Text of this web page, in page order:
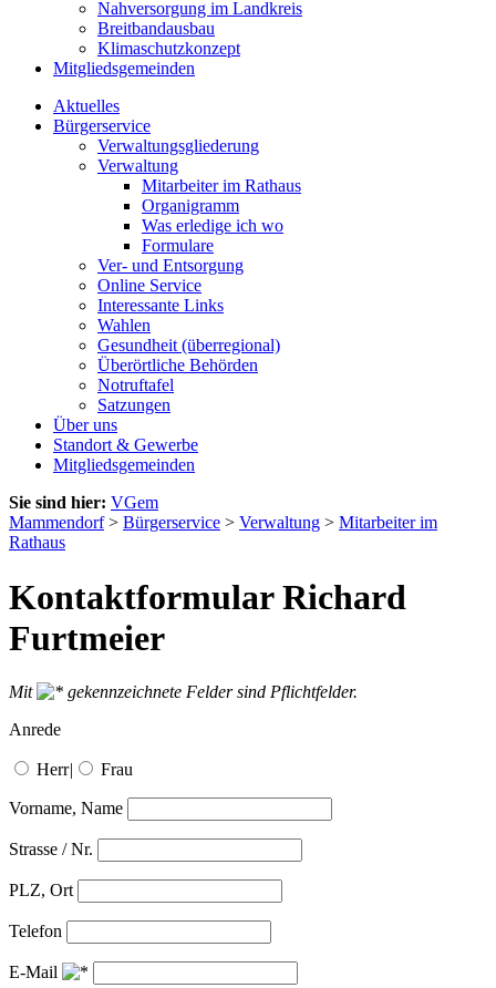
Nahversorgung im Landkreis
Breitbandausbau
Klimaschutzkonzept
Mitgliedsgemeinden
Aktuelles
Bürgerservice
Verwaltungsgliederung
Verwaltung
Mitarbeiter im Rathaus
Organigramm
Was erledige ich wo
Formulare
Ver- und Entsorgung
Online Service
Interessante Links
Wahlen
Gesundheit (überregional)
Überörtliche Behörden
Notruftafel
Satzungen
Über uns
Standort & Gewerbe
Mitgliedsgemeinden
Sie sind hier: VGem
Mammendorf> Bürgerservice > Verwaltung > Mitarbeiter im
Rathaus
Kontaktformular Richard
Furtmeier
Mit
gekennzeichnete Felder sind Pflichtfelder.
Anrede
Herr| Frau
Vorname, Name
Strasse / Nr.
PLZ, Ort
Telefon
E-Mail